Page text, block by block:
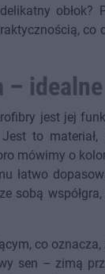
co
idealne
jest jej
to
mówimy o
łatwo
sobą
co
sen – zimą